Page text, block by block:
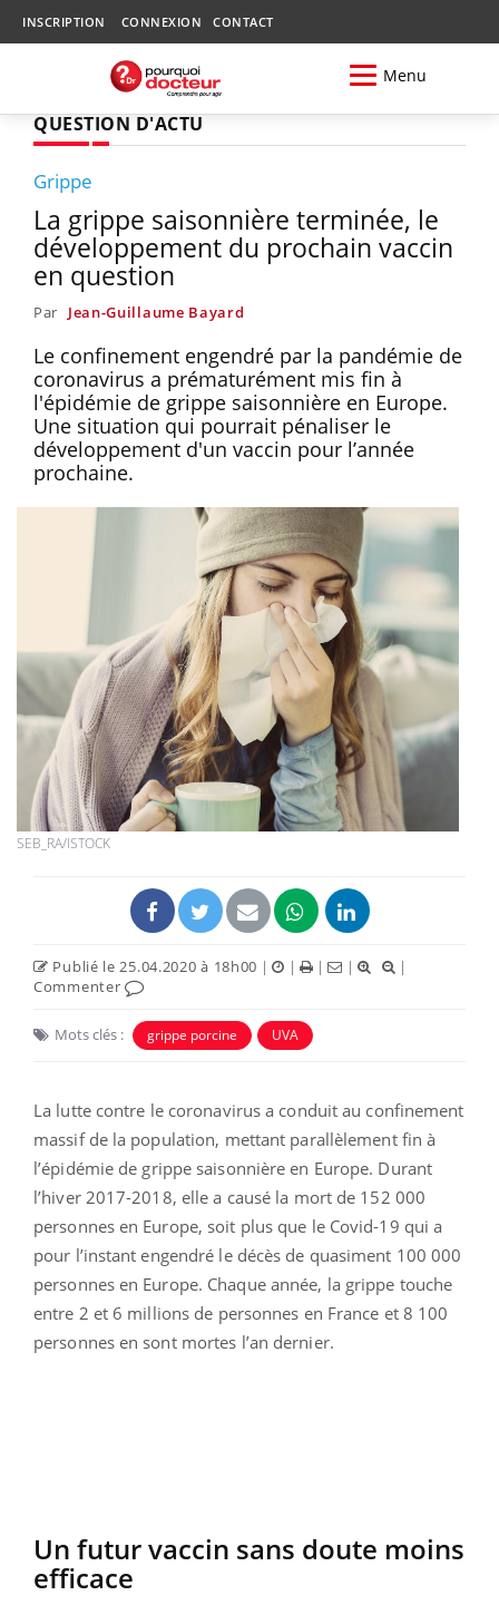
INSCRIPTION CONNEXION CONTACT
Menu
QUESTION D'ACTU
Grippe
La grippe saisonnière terminée, le
développement du prochain vaccin
en question
Par Jean-Guillaume Bayard
Le confinement engendré par la pandémie de
coronavirus a prématurément mis fin à
l'épidémie de grippe saisonnière en Europe.
Une situation qui pourrait pénaliser le
développement d'un vaccin pour l’année
prochaine.
SEB_RA/ISTOCK
Publié le 25.04.2020 à 18h00 | | | |
|
Commenter
Mots clés : grippe porcine UVA
La lutte contre le coronavirus a conduit au confinement
massif de la population, mettant parallèlement fin à
l’épidémie de grippe saisonnière en Europe. Durant
l’hiver 2017-2018, elle a causé la mort de 152 000
personnes en Europe, soit plus que le Covid-19 qui a
pour l’instant engendré le décès de quasiment 100 000
personnes en Europe. Chaque année, la grippe touche
entre 2 et 6 millions de personnes en France et 8 100
personnes en sont mortes l’an dernier.
Un futur vaccin sans doute moins
efficace